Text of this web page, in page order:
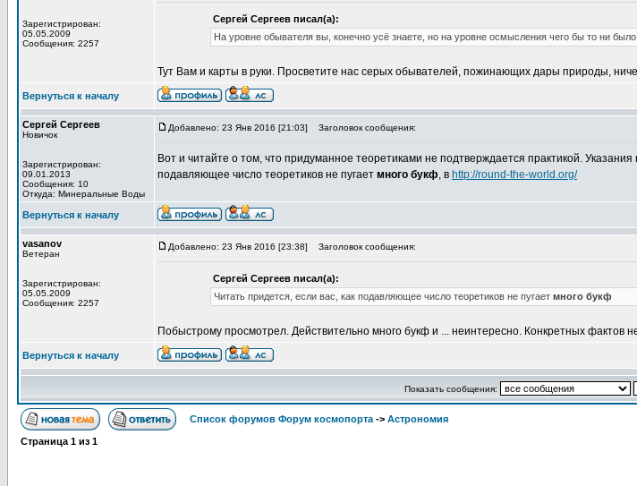
Зарегистрирован:
05.05.2009
Сообщения: 2257
Сергей Сергеев писал(а):
На уровне обывателя вы, конечно усё знаете, но на уровне осмысления чего бы то ни
Тут Вам и карты в руки. Просветите нас серых обывателей, пожинающих дары природы,
Вернуться к началу
Сергей Сергеев
Новичок
Зарегистрирован:
09.01.2013
Сообщения: 10
Откуда: Минеральные Воды
Добавлено: 23 Янв 2016 [21:03] Заголовок сообщения:
Вот и читайте о том, что придуманное теоретиками не подтверждается практикой.
подавляющее число теоретиков не пугает много букф, в http://round-the-world.org/
Вернуться к началу
vasanov
Ветеран
Зарегистрирован:
05.05.2009
Сообщения: 2257
Добавлено: 23 Янв 2016 [23:38] Заголовок сообщения:
Сергей Сергеев писал(а):
Читать придется, если вас, как подавляющее число теоретиков не пугает много букф
Побыстрому просмотрел. Действительно много букф и ... неинтересно. Конкретных
Вернуться к началу
Показать сообщения:
Список форумов Форум космопорта -> Астрономия
Страница 1 из 1